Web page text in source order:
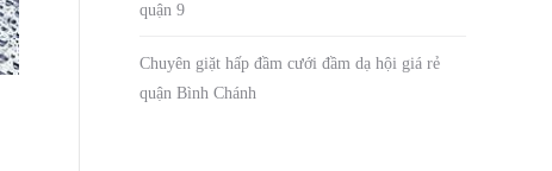
quận 9
Chuyên giặt hấp đầm cưới đầm dạ hội giá rẻ
quận Bình Chánh